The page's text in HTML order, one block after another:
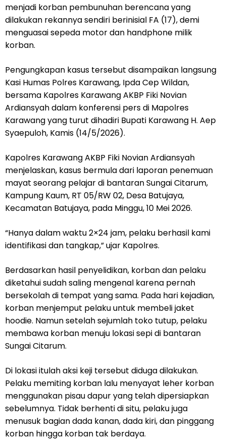
menjadi korban pembunuhan berencana yang
dilakukan rekannya sendiri berinisial FA (17), demi
menguasai sepeda motor dan handphone milik
korban.
Pengungkapan kasus tersebut disampaikan langsung
Kasi Humas Polres Karawang, Ipda Cep Wildan,
bersama Kapolres Karawang AKBP Fiki Novian
Ardiansyah dalam konferensi pers di Mapolres
Karawang yang turut dihadiri Bupati Karawang H. Aep
Syaepuloh, Kamis (14/5/2026).
Kapolres Karawang AKBP Fiki Novian Ardiansyah
menjelaskan, kasus bermula dari laporan penemuan
mayat seorang pelajar di bantaran Sungai Citarum,
Kampung Kaum, RT 05/RW 02, Desa Batujaya,
Kecamatan Batujaya, pada Minggu, 10 Mei 2026.
“Hanya dalam waktu 2×24 jam, pelaku berhasil kami
identifikasi dan tangkap,” ujar Kapolres.
Berdasarkan hasil penyelidikan, korban dan pelaku
diketahui sudah saling mengenal karena pernah
bersekolah di tempat yang sama. Pada hari kejadian,
korban menjemput pelaku untuk membeli jaket
hoodie. Namun setelah sejumlah toko tutup, pelaku
membawa korban menuju lokasi sepi di bantaran
Sungai Citarum.
Di lokasi itulah aksi keji tersebut diduga dilakukan.
Pelaku memiting korban lalu menyayat leher korban
menggunakan pisau dapur yang telah dipersiapkan
sebelumnya. Tidak berhenti di situ, pelaku juga
menusuk bagian dada kanan, dada kiri, dan pinggang
korban hingga korban tak berdaya.